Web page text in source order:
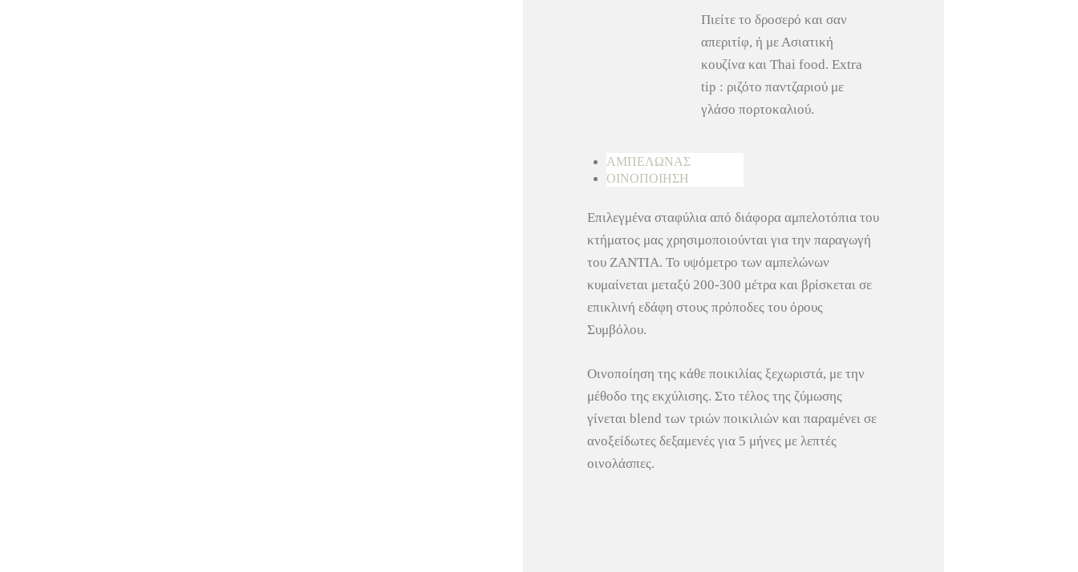
Πιείτε το δροσερό και σαν
απεριτίφ, ή με Ασιατική
κουζίνα και Thai food. Extra
tip : ριζότο παντζαριού με
γλάσο πορτοκαλιού.
ΑΜΠΕΛΩΝΑΣ
ΟΙΝΟΠΟΙΗΣΗ
Επιλεγμένα σταφύλια από διάφορα αμπελοτόπια του
κτήματος μας χρησιμοποιούνται για την παραγωγή
του ΖΑΝΤΙΑ. Το υψόμετρο των αμπελώνων
κυμαίνεται μεταξύ 200-300 μέτρα και βρίσκεται σε
επικλινή εδάφη στους πρόποδες του όρους
Συμβόλου.
Οινοποίηση της κάθε ποικιλίας ξεχωριστά, με την
μέθοδο της εκχύλισης. Στο τέλος της ζύμωσης
γίνεται blend των τριών ποικιλιών και παραμένει σε
ανοξείδωτες δεξαμενές για 5 μήνες με λεπτές
οινολάσπες.